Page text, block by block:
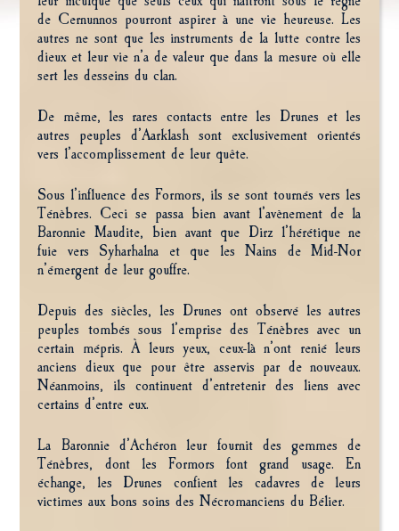
de Cernunnos pourront aspirer à une vie heureuse. Les
autres ne sont que les instruments de la lutte contre les
dieux et leur vie n’a de valeur que dans la mesure où elle
sert les desseins du clan.
De même, les rares contacts entre les Drunes et les
autres peuples d’Aarklash sont exclusivement orientés
vers l’accomplissement de leur quête.
Sous l’influence des Formors, ils se sont tournés vers les
Ténèbres. Ceci se passa bien avant l’avènement de la
Baronnie Maudite, bien avant que Dirz l’hérétique ne
fuie vers Syharhalna et que les Nains de Mid-Nor
n’émergent de leur gouffre.
Depuis des siècles, les Drunes ont observé les autres
peuples tombés sous l’emprise des Ténèbres avec un
certain mépris. À leurs yeux, ceux-là n’ont renié leurs
anciens dieux que pour être asservis par de nouveaux.
Néanmoins, ils continuent d’entretenir des liens avec
certains d’entre eux.
La Baronnie d’Achéron leur fournit des gemmes de
Ténèbres, dont les Formors font grand usage. En
échange, les Drunes confient les cadavres de leurs
victimes aux bons soins des Nécromanciens du Bélier.